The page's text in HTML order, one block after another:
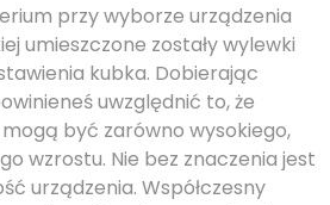
przy wyborze urządzenia
umieszczone zostały wylewki
kubka. Dobierając
uwzględnić to, że
być zarówno wysokiego,
wzrostu. Nie bez znaczenia jest
urządzenia. Współczesny